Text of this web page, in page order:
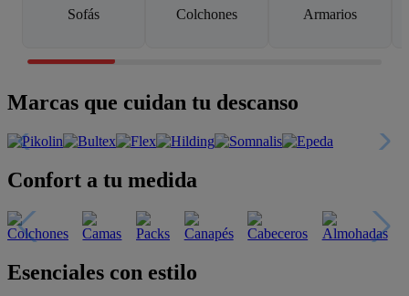
Sofás Colchones Armarios
Marcas que cuidan tu descanso
Confort a tu medida
Esenciales con estilo